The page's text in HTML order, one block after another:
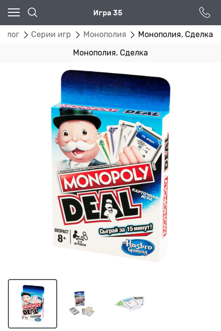
Игра 35
Серии игр Монополия Монополия. Сделка
Монополия. Сделка